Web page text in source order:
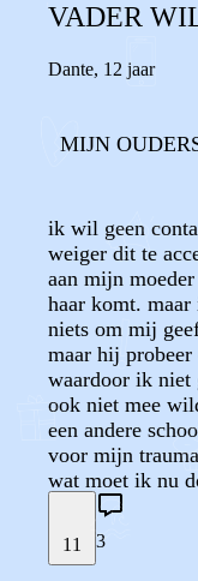
VADER
Dante, 12 jaar
MIJN
ik wil geen
weiger dit te
aan mijn
haar komt.
niets om mij
maar hij probeer
waardoor ik niet
ook niet mee
een andere
voor mijn
wat moet ik nu
11 3